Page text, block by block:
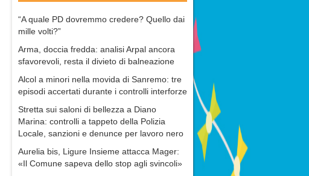
“A quale PD dovremmo credere? Quello dai
mille volti?”
Arma, doccia fredda: analisi Arpal ancora
sfavorevoli, resta il divieto di balneazione
Alcol a minori nella movida di Sanremo: tre
episodi accertati durante i controlli interforze
Stretta sui saloni di bellezza a Diano
Marina: controlli a tappeto della Polizia
Locale, sanzioni e denunce per lavoro nero
Aurelia bis, Ligure Insieme attacca Mager:
«Il Comune sapeva dello stop agli svincoli»